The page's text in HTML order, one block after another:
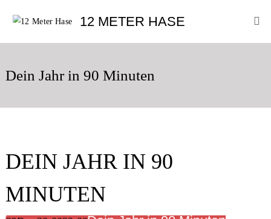
content
12
Hase
12 METER HASE
Dein Jahr in 90 Minuten
DEIN JAHR IN 90
MINUTEN